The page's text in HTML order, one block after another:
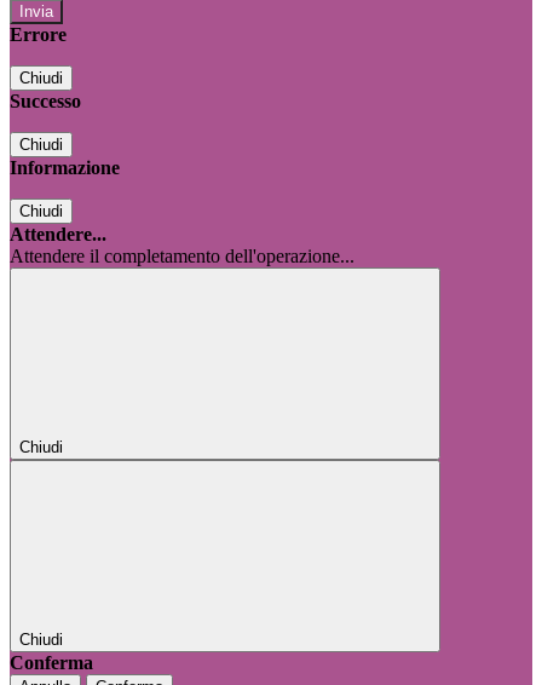
Errore
Chiudi
Successo
Chiudi
Informazione
Chiudi
Attendere...
Attendere il completamento dell'operazione...
Chiudi
Chiudi
Conferma